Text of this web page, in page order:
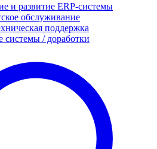
и развитие ERP-системы
обслуживание
поддержка
системы / доработки